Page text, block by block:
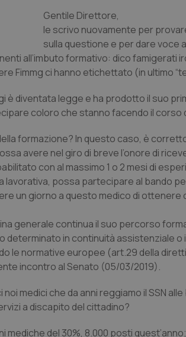
Gentile Direttore,
le scrivo nuovamente per
sulla questione e per dare voce
all’imbuto formativo: dico famigerati
Fimmg ci hanno etichettato (in ultimo
diventata legge e ha prodotto il suo
coloro che stanno facendo il corso
formazione? In questo caso, è
avere nel giro di breve l’onore di
con al massimo 1 o 2 mesi di
lavorativa, possa partecipare al bando
un giorno a questo medico di ottenere
generale continua il suo percorso
determinato in continuità assistenziale o
le normative europee (art.29 della
incontro al Senato (05/03/2019).
medici che da anni reggiamo il SSN
a discapito del cittadino?
del 30%, 8.000 posti